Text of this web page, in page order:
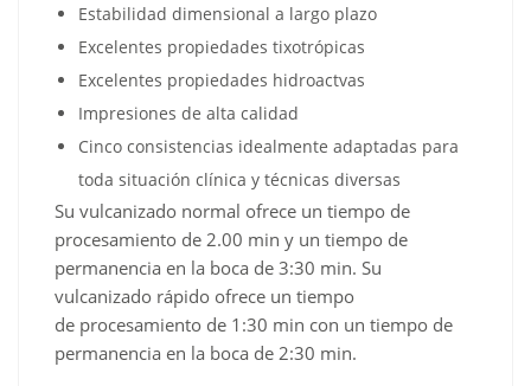
Estabilidad dimensional a largo plazo
Excelentes propiedades tixotrópicas
Excelentes propiedades hidroactvas
Impresiones de alta calidad
Cinco consistencias idealmente adaptadas para
toda situación clínica y técnicas diversas
Su vulcanizado normal ofrece un tiempo de
procesamiento de 2.00 min y un tiempo de
permanencia en la boca de 3:30 min. Su
vulcanizado rápido ofrece un tiempo
de procesamiento de 1:30 min con un tiempo de
permanencia en la boca de 2:30 min.